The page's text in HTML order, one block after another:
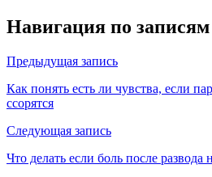
Навигация по записям
Предыдущая запись
Как понять есть ли чувства, если
ссорятся
Следующая запись
Что делать если боль после развода